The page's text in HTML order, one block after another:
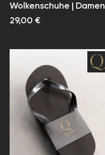
Wolkenschuhe | Damen
29,00 €